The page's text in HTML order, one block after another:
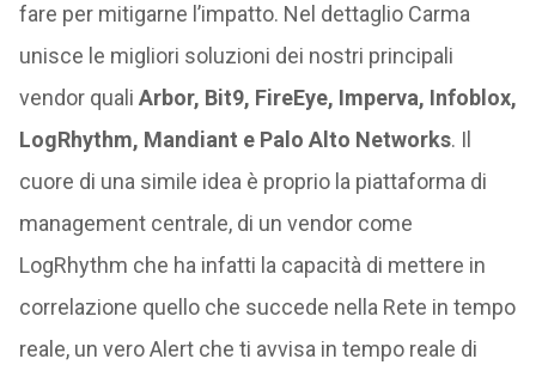
fare per mitigarne l’impatto. Nel dettaglio Carma
unisce le migliori soluzioni dei nostri principali
vendor quali Arbor, Bit9, FireEye, Imperva, Infoblox,
LogRhythm, Mandiant e Palo Alto Networks. Il
cuore di una simile idea è proprio la piattaforma di
management centrale, di un vendor come
LogRhythm che ha infatti la capacità di mettere in
correlazione quello che succede nella Rete in tempo
reale, un vero Alert che ti avvisa in tempo reale di